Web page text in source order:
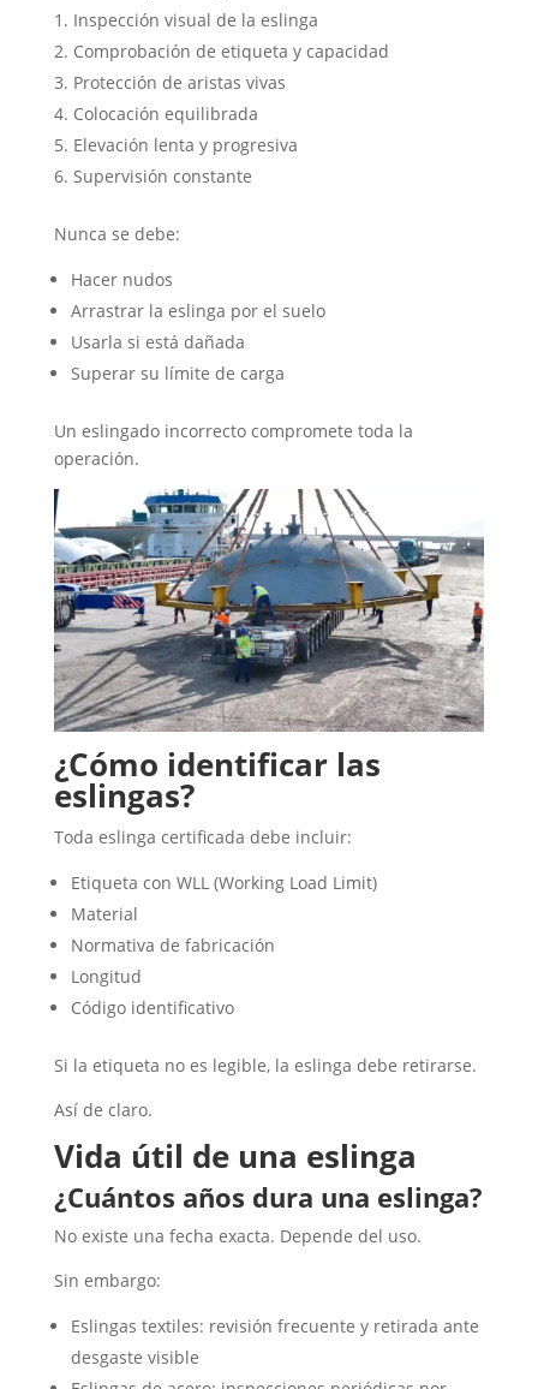
Inspección visual de la eslinga
Comprobación de etiqueta y capacidad
Protección de aristas vivas
Colocación equilibrada
Elevación lenta y progresiva
Supervisión constante
Nunca se debe:
Hacer nudos
Arrastrar la eslinga por el suelo
Usarla si está dañada
Superar su límite de carga
Un eslingado incorrecto compromete toda la
operación.
¿Cómo identificar las
eslingas?
Toda eslinga certificada debe incluir:
Etiqueta con WLL (Working Load Limit)
Material
Normativa de fabricación
Longitud
Código identificativo
Si la etiqueta no es legible, la eslinga debe retirarse.
Así de claro.
Vida útil de una eslinga
¿Cuántos años dura una eslinga?
No existe una fecha exacta. Depende del uso.
Sin embargo:
Eslingas textiles: revisión frecuente y retirada ante
desgaste visible